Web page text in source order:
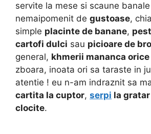
servite la mese si scaune
nemaipomenit de gustoase,
simple placinte de banane,
cartofi dulci sau picioare de
general, khmerii mananca orice
zboara, inoata ori sa taraste in
atentie ! eu n-am indraznit sa
cartita la cuptor, serpi la gratar
clocite.